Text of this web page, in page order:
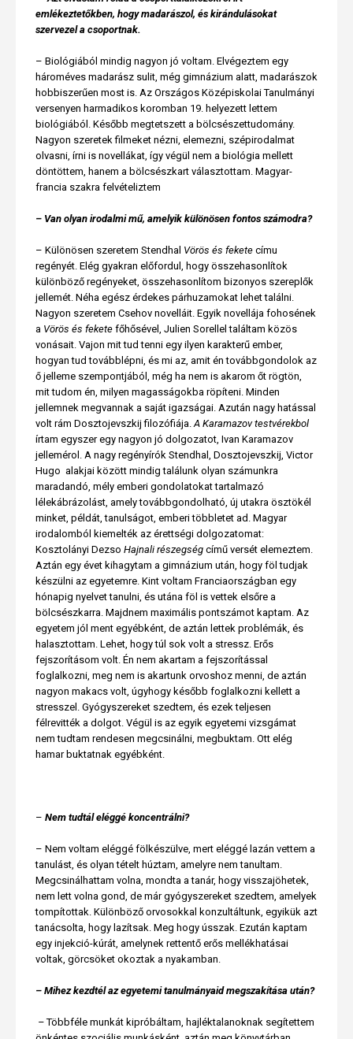
emlékeztetőkben, hogy madarászol, és kirándulásokat
szervezel a csoportnak.
– Biológiából mindig nagyon jó voltam. Elvégeztem egy
hároméves madarász sulit, még gimnázium alatt, madarászok
hobbiszerűen most is. Az Országos Középiskolai Tanulmányi
versenyen harmadikos koromban 19. helyezett lettem
biológiából. Később megtetszett a bölcsészettudomány.
Nagyon szeretek filmeket nézni, elemezni, szépirodalmat
olvasni, írni is novellákat, így végül nem a biológia mellett
döntöttem, hanem a bölcsészkart választottam. Magyar-
francia szakra felvételiztem
– Van olyan irodalmi mű, amelyik különösen fontos számodra?
– Különösen szeretem Stendhal Vörös és fekete címu
regényét. Elég gyakran előfordul, hogy összehasonlítok
különböző regényeket, összehasonlítom bizonyos szereplők
jellemét. Néha egész érdekes párhuzamokat lehet találni.
Nagyon szeretem Csehov novelláit. Egyik novellája fohosének
a Vörös és fekete főhősével, Julien Sorellel találtam közös
vonásait. Vajon mit tud tenni egy ilyen karakterű ember,
hogyan tud továbblépni, és mi az, amit én továbbgondolok az
ő jelleme szempontjából, még ha nem is akarom őt rögtön,
mit tudom én, milyen magasságokba röpíteni. Minden
jellemnek megvannak a saját igazságai. Azután nagy hatással
volt rám Dosztojevszkij filozófiája. A Karamazov testvérekbol
írtam egyszer egy nagyon jó dolgozatot, Ivan Karamazov
jellemérol. A nagy regényírók Stendhal, Dosztojevszkij, Victor
Hugo  alakjai között mindig találunk olyan számunkra
maradandó, mély emberi gondolatokat tartalmazó
lélekábrázolást, amely továbbgondolható, új utakra ösztökél
minket, példát, tanulságot, emberi többletet ad. Magyar
irodalomból kiemelték az érettségi dolgozatomat:
Kosztolányi Dezso Hajnali részegség című versét elemeztem.
Aztán egy évet kihagytam a gimnázium után, hogy föl tudjak
készülni az egyetemre. Kint voltam Franciaországban egy
hónapig nyelvet tanulni, és utána föl is vettek elsőre a
bölcsészkarra. Majdnem maximális pontszámot kaptam. Az
egyetem jól ment egyébként, de aztán lettek problémák, és
halasztottam. Lehet, hogy túl sok volt a stressz. Erős
fejszorításom volt. Én nem akartam a fejszorítással
foglalkozni, meg nem is akartunk orvoshoz menni, de aztán
nagyon makacs volt, úgyhogy később foglalkozni kellett a
stresszel. Gyógyszereket szedtem, és ezek teljesen
félrevitték a dolgot. Végül is az egyik egyetemi vizsgámat
nem tudtam rendesen megcsinálni, megbuktam. Ott elég
hamar buktatnak egyébként.
– Nem tudtál eléggé koncentrálni?
– Nem voltam eléggé fölkészülve, mert eléggé lazán vettem a
tanulást, és olyan tételt húztam, amelyre nem tanultam.
Megcsinálhattam volna, mondta a tanár, hogy visszajöhetek,
nem lett volna gond, de már gyógyszereket szedtem, amelyek
tompítottak. Különböző orvosokkal konzultáltunk, egyikük azt
tanácsolta, hogy lazítsak. Meg hogy ússzak. Ezután kaptam
egy injekció-kúrát, amelynek rettentő erős mellékhatásai
voltak, görcsöket okoztak a nyakamban.
– Mihez kezdtél az egyetemi tanulmányaid megszakítása után?
–Többféle munkát kipróbáltam, hajléktalanoknak segítettem